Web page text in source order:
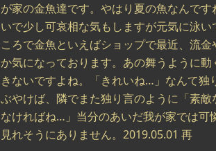
が家の金魚達です。やはり夏の魚なんです
いで少し可哀相な気もしますが元気に泳い
ころで金魚といえばショップで最近、流金
か気になっております。あの舞うように動
きないですよね。「きれいね…」なんて独
ぶやけば、隣でまた独り言のように「素敵
なければね…」当分のあいだ我が家では可
見れそうにありません。2019.05.01 再